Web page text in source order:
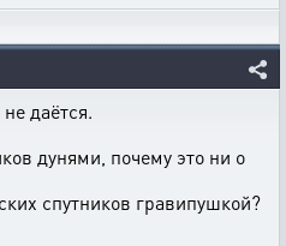
даётся.
дунями, почему это ни о
спутников гравипушкой?